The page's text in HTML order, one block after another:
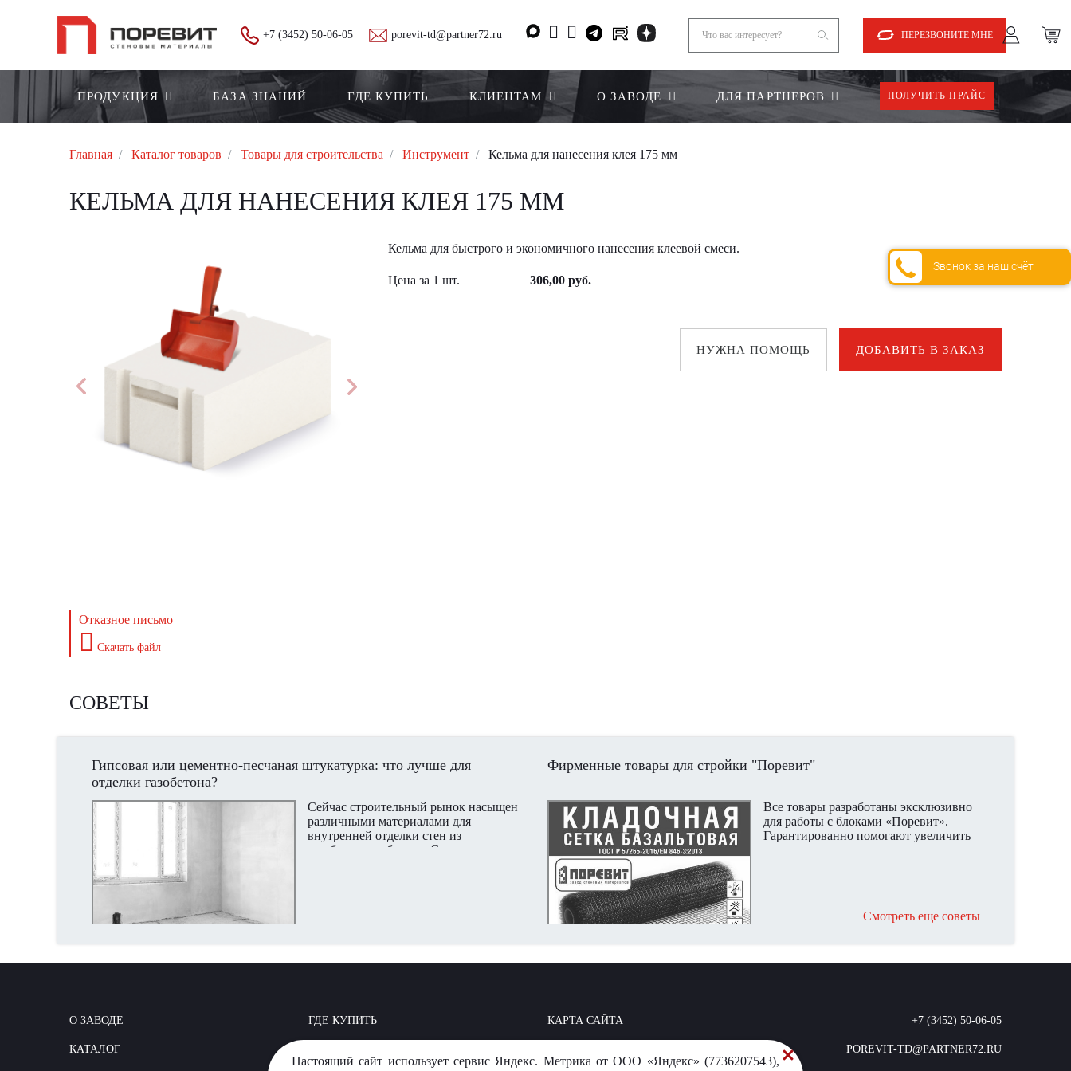
+7 (3452) 50-06-05 porevit-td@partner72.ru ПЕРЕЗВОНИТЕ МНЕ
ПРОДУКЦИЯ БАЗА ЗНАНИЙ ГДЕ КУПИТЬ КЛИЕНТАМ О ЗАВОДЕ ДЛЯ ПАРТНЕРОВ ПОЛУЧИТЬ ПРАЙС
Главная Каталог товаров Товары для строительства Инструмент Кельма для нанесения клея 175 мм
КЕЛЬМА ДЛЯ НАНЕСЕНИЯ КЛЕЯ 175 ММ
Кельма для быстрого и экономичного нанесения клеевой смеси.
Цена за 1 шт. 306,00 руб.
ДОБАВИТЬ В ЗАКАЗ
НУЖНА ПОМОЩЬ
Отказное письмо
Скачать файл
СОВЕТЫ
Гипсовая или цементно-песчаная штукатурка: что лучше для
отделки газобетона?
Сейчас строительный рынок насыщен
различными материалами для
внутренней отделки стен из
газобетонных блоков. Самые
Фирменные товары для стройки "Поревит"
Все товары разработаны эксклюзивно
для работы с блоками «Поревит».
Гарантированно помогают увеличить
Смотреть еще советы
О ЗАВОДЕ
КАТАЛОГ
ГДЕ КУПИТЬ КАРТА САЙТА +7 (3452) 50-06-05
POREVIT-TD@PARTNER72.RU
Настоящий сайт использует сервис Яндекс. Метрика от ООО «Яндекс» (7736207543),
Звонок за наш счёт